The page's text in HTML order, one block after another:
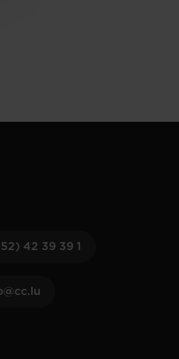
42 39 39 1